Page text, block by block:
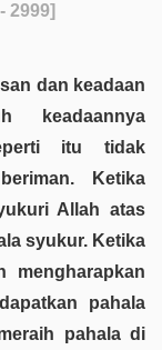
2999]
keadaannya
itu tidak
Ketika
Allah atas
syukur. Ketika
mengharapkan
pahala
pahala di